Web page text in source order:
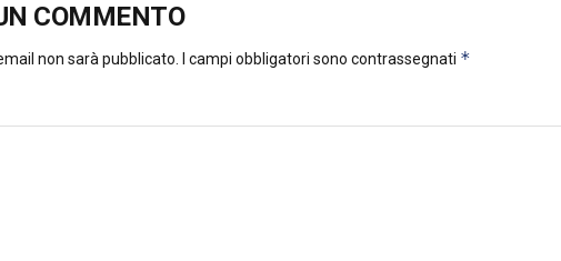
COMMENTO
non sarà pubblicato. I campi obbligatori sono contrassegnati *